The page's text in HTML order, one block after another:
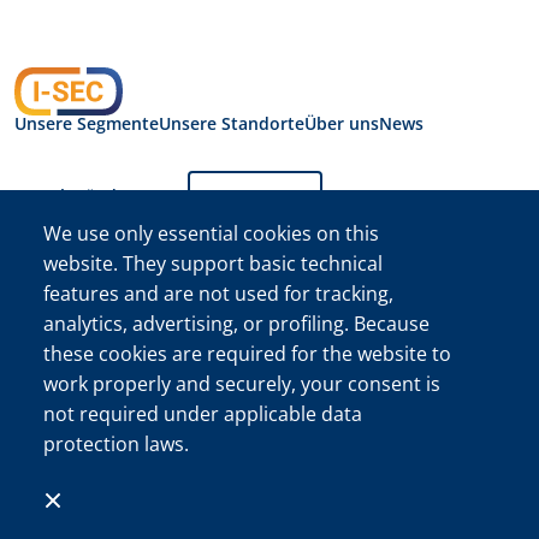
Unsere SegmenteUnsere StandorteÜber unsNews
Sprache ändern: Deutsch
Datenschutzerklärung
I-SEC International
Security B.V.
I-SEC International Security B.V. Handelskammer (KVK)
Registrierungsnummer 34222467
©Der Name I-SEC® und das I-SEC-Logo® sind eingetragene
Marken von I-SEC International Security B.V. und dürfen nur
mit ausdrücklicher Genehmigung verwendet werden.
We use only essential cookies on this
website. They support basic technical
features and are not used for tracking,
analytics, advertising, or profiling. Because
these cookies are required for the website to
work properly and securely, your consent is
not required under applicable data
protection laws.